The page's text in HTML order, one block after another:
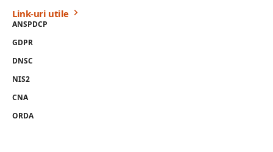
Link-uri utile
ANSPDCP
GDPR
DNSC
NIS2
CNA
ORDA